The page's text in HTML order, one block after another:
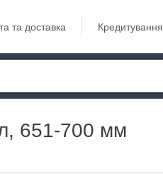
та доставка Кредитування
651-700 мм